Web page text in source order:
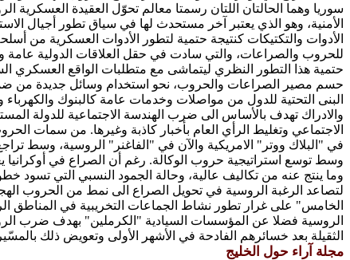
سوريا وهما الحالتان اللتان رسمتا معالم تحوّل العقيدة
الأمنية، وهو الذي يعتبر آخر مستحدث لها في سياق تطور أجيال
الأدوات والتكتيكات كنتيجة حتمية لتطور الأدوات العسكرية من
للحروب والصراعات، والتي سادت في حقل العلاقات الدولية عامة
حتمية هذا التطور النظري ليتماشى مع متطلبات الواقع العسكري
حسم مصير الصراعات والحروب، نحو استخدام وسائل جديدة من ضمنها
البنى التحتية للدول من مواصلات وخدمات عامة كالبنوك
والادراك تهدف بالأساس الى ضرب الهندسة الاجتماعية للدولة
الاجتماعي وتغليط الرأي العام بأخبار كاذبة وغيرها. من سمات
في "البلاك ووتر" الامريكية والآن في "الفاغنر" الروسية، وسط
وسط توسع استراتيجية حروب الوكالة. رغم أن الصراع في أوكرانيا
وما ينتج عنه من تكاليف عالية، وحالة الجمود النسبي التي تسود
لتصاعد الرغبة الروسية في تحويل الصراع الى نمط من الحروب
الخامس" على غرار تطور نشاط الجماعات التخريبية في المناطق
الروسية فضلا عن المؤسسات السيادية "الكرملين" بهدف ضرب
الثقيلة بعد خسائرهم الفادحة في الأشهر الأولى وتعويض ذلك
مجلة آراء حول الخليج